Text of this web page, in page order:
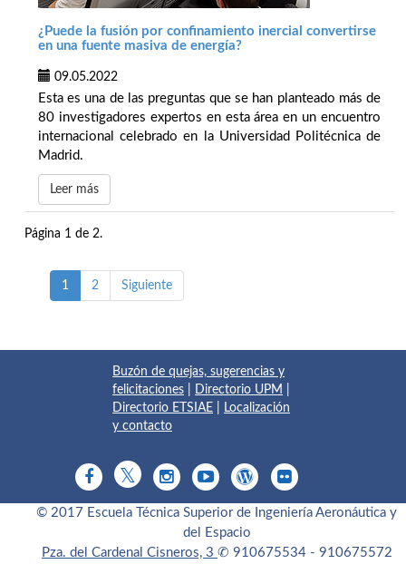
¿Puede la fusión por confinamiento inercial convertirse
en una fuente masiva de energía?
09.05.2022
Esta es una de las preguntas que se han planteado más de
80 investigadores expertos en esta área en un encuentro
internacional celebrado en la Universidad Politécnica de
Madrid.
Leer más
Página 1 de 2.
1 2 Siguiente
Buzón de quejas, sugerencias y
felicitaciones
Directorio UPM
Directorio ETSIAE
Localización
y contacto
© 2017 Escuela Técnica Superior de Ingeniería Aeronáutica y
del Espacio
Pza. del Cardenal Cisneros, 3 ✆ 910675534 - 910675572